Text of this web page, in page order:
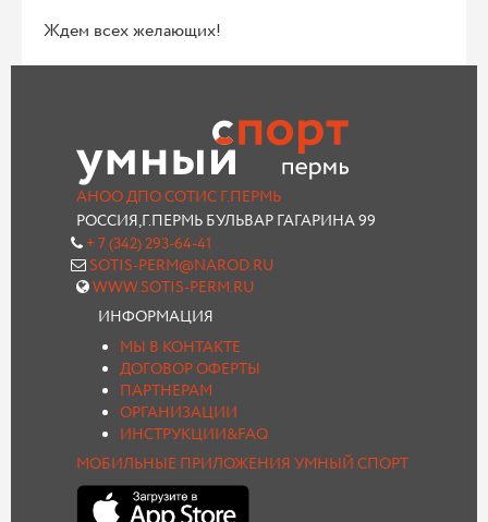
Ждем всех желающих!
АНОО ДПО СОТИС Г.ПЕРМЬ
РОССИЯ,Г.ПЕРМЬ БУЛЬВАР ГАГАРИНА 99
+ 7 (342) 293-64-41
SOTIS-PERM@NAROD.RU
WWW.SOTIS-PERM.RU
ИНФОРМАЦИЯ
МЫ В КОНТАКТЕ
ДОГОВОР ОФЕРТЫ
ПАРТНЕРАМ
ОРГАНИЗАЦИИ
ИНСТРУКЦИИ&FAQ
МОБИЛЬНЫЕ ПРИЛОЖЕНИЯ УМНЫЙ СПОРТ